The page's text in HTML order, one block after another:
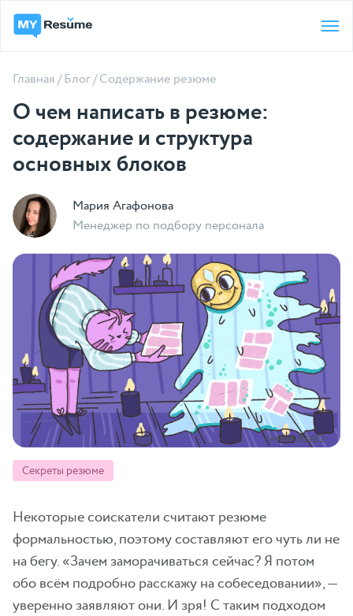
Главная/Блог/Содержание резюме
О чем написать в резюме:
содержание и структура
основных блоков
Креатив:@kzb72
Секреты резюме
Мария Агафонова
Менеджер по подбору персонала
Некоторые соискатели считают резюме
формальностью, поэтому составляют его чуть ли не
на бегу. «Зачем заморачиваться сейчас? Я потом
обо всём подробно расскажу на собеседовании», —
уверенно заявляют они. И зря! С таким подходом